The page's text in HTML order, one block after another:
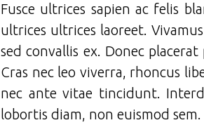
Fusce ultrices sapien ac felis
ultrices ultrices laoreet.
sed convallis ex. Donec
Cras nec leo viverra, rhoncus
nec ante vitae tincidunt.
lobortis diam, non euismod sem.